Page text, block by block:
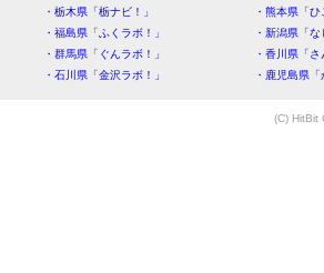
・栃木県「栃ナビ！」
・熊本県「
・福島県「ふくラボ！」
・新潟県「
・群馬県「ぐんラボ！」
・香川県「
・石川県「金沢ラボ！」
・鹿児島県
(C) HitBit